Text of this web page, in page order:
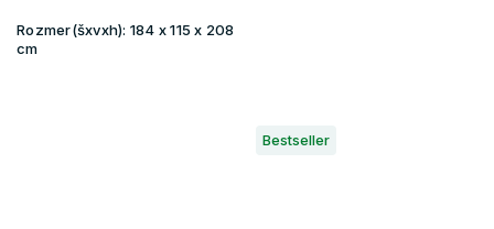
Rozmer(šxvxh): 184 x 115 x 208
cm
Bestseller